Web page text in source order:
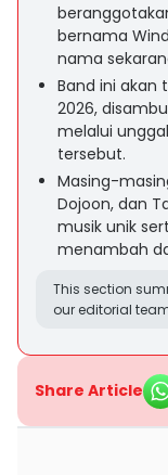
bernama
nama
Band ini akan
2026,
melalui
tersebut.
Masing-
Dojoon, dan
musik unik
menambah
This section
our editorial
Share Article